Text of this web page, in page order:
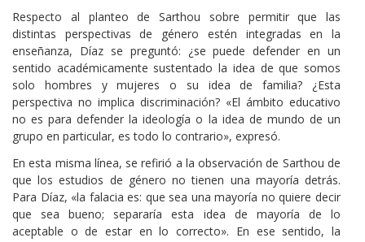
Respecto al planteo de Sarthou sobre permitir que las
distintas perspectivas de género estén integradas en la
enseñanza, Díaz se preguntó: ¿se puede defender en un
sentido académicamente sustentado la idea de que somos
solo hombres y mujeres o su idea de familia? ¿Esta
perspectiva no implica discriminación? «El ámbito educativo
no es para defender la ideología o la idea de mundo de un
grupo en particular, es todo lo contrario», expresó.
En esta misma línea, se refirió a la observación de Sarthou de
que los estudios de género no tienen una mayoría detrás.
Para Díaz, «la falacia es: que sea una mayoría no quiere decir
que sea bueno; separaría esta idea de mayoría de lo
aceptable o de estar en lo correcto». En ese sentido, la